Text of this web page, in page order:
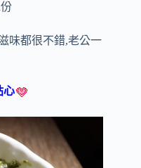
味都很不錯,老公一
心